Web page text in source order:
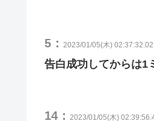
5： 2023/01/05(木) 02:37:32.02
告白成功してからは1
14： 2023/01/05(木)